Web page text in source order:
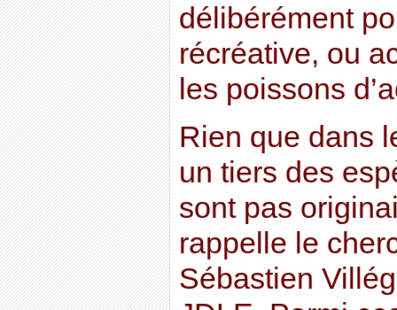
délibérément
récréative, ou
les poissons
Rien que dans
un tiers des
sont pas
rappelle le
Sébastien